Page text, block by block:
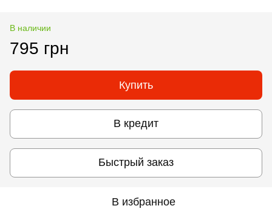
В наличии
795 грн
Купить
В кредит
Быстрый заказ
В избранное